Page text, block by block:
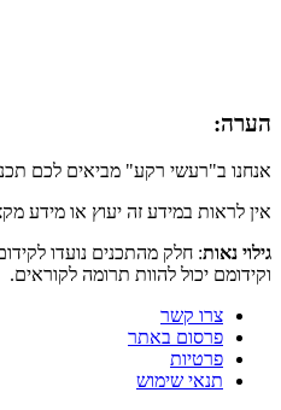
הערה:
אנחנו ב"רעשי רקע" מביאים לכם
אין לראות במידע זה יעוץ או מידע
גילוי נאות: חלק מהתכנים נועדו
וקידומם יכול להוות תרומה לקוראים.
צרו קשר
פרסום באתר
פרטיות
תנאי שימוש